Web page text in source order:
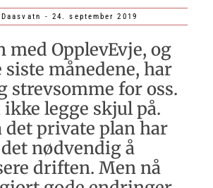
-24. september 2019
med OpplevEvje, og
siste månedene, har
strevsomme for oss.
legge skjul på.
det private plan har
nødvendig å
driften. Men nå